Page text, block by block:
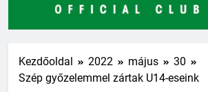
Kezdőoldal 2022 május
30
Szép győzelemmel zártak U14-eseink